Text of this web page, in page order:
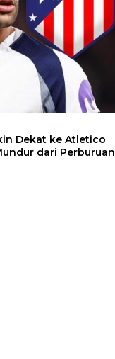
Dekat ke Atletico
dari Perburuan